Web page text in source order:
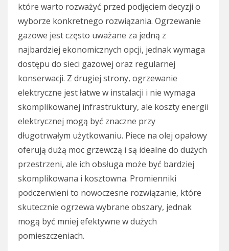
które warto rozważyć przed podjęciem decyzji o
wyborze konkretnego rozwiązania. Ogrzewanie
gazowe jest często uważane za jedną z
najbardziej ekonomicznych opcji, jednak wymaga
dostępu do sieci gazowej oraz regularnej
konserwacji. Z drugiej strony, ogrzewanie
elektryczne jest łatwe w instalacji i nie wymaga
skomplikowanej infrastruktury, ale koszty energii
elektrycznej mogą być znaczne przy
długotrwałym użytkowaniu. Piece na olej opałowy
oferują dużą moc grzewczą i są idealne do dużych
przestrzeni, ale ich obsługa może być bardziej
skomplikowana i kosztowna. Promienniki
podczerwieni to nowoczesne rozwiązanie, które
skutecznie ogrzewa wybrane obszary, jednak
mogą być mniej efektywne w dużych
pomieszczeniach.